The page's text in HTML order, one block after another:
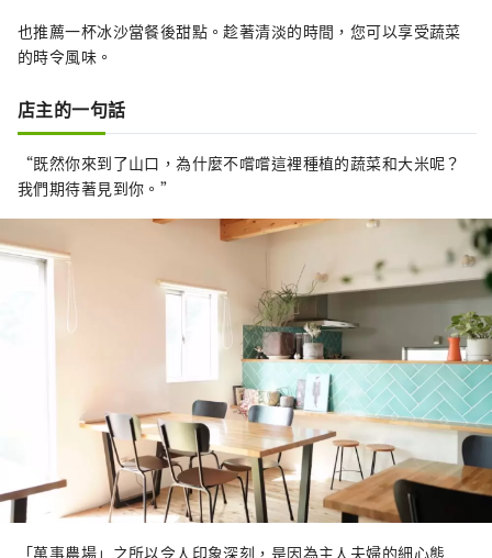
也推薦一杯冰沙當餐後甜點。趁著清淡的時間，您可以享受蔬菜
的時令風味。
店主的一句話
“既然你來到了山口，為什麼不嚐嚐這裡種植的蔬菜和大米呢？
我們期待著見到你。”
「萬事農場」之所以令人印象深刻，是因為主人夫婦的細心態